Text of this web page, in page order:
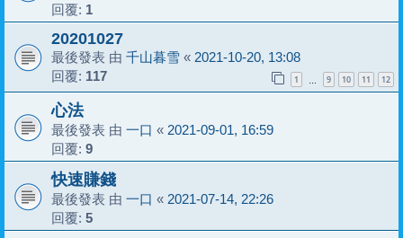
回覆: 1
20201027
最後發表 由 千山暮雪 « 2021-10-20, 13:08
回覆: 117 1 … 9 10 11 12
心法
最後發表 由 一口 « 2021-09-01, 16:59
回覆: 9
快速賺錢
最後發表 由 一口 « 2021-07-14, 22:26
回覆: 5